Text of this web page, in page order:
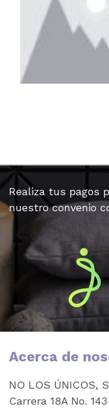
Realiza tus pagos
nuestro convenio
Acerca de
NO LOS ÚNICOS,
Carrera 18A No.